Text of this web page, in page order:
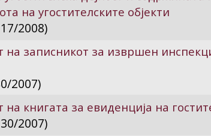
на угостителските објекти
2008)
записникот за извршен
2007)
книгата за евиденција на
2007)